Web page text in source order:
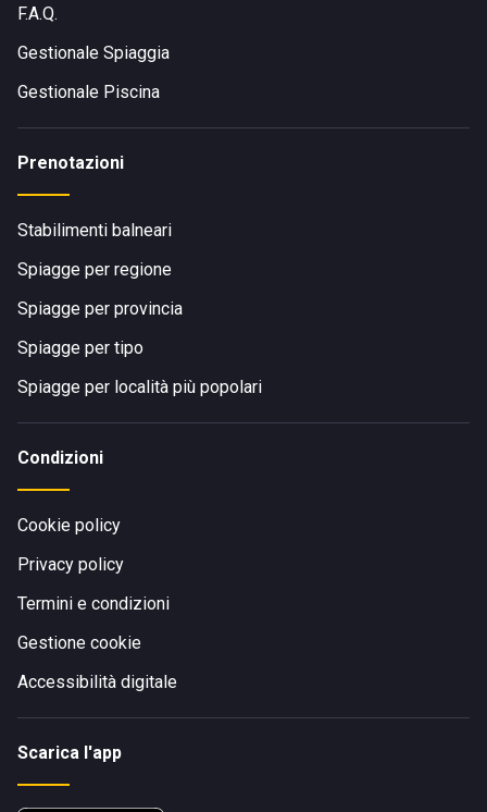
F.A.Q.
Gestionale Spiaggia
Gestionale Piscina
Prenotazioni
Stabilimenti balneari
Spiagge per regione
Spiagge per provincia
Spiagge per tipo
Spiagge per località più popolari
Condizioni
Cookie policy
Privacy policy
Termini e condizioni
Gestione cookie
Accessibilità digitale
Scarica l'app